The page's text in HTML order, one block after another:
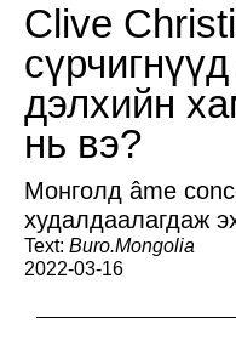
Clive
дэлхийн
нь вэ?
Монголд âme
худалдаалагдаж
Text: Buro.Mongolia
2022-03-16